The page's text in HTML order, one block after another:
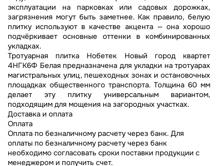
эксплуатации на парковках или садовых дорожках,
загрязнения могут быть заметнее. Как правило, белую
плитку используют в качестве акцента — она хорошо
подчёркивает основные оттенки в комбинированных
укладках.
Тротуарная плитка Нобетек Новый город квартет
4НГК6Ф Белая предназначена для укладки на тротуарах
магистральных улиц, пешеходных зонах и остановочных
площадках общественного транспорта. Толщина 60 мм
делает эту плитку универсальным вариантом,
подходящим для мощения на загородных участках.
Доставка и оплата
Оплата
Оплата по безналичному расчету через банк. Для
оплаты по безналичному расчету через банк
необходимо согласовать сроки поставки продукции с
менеджером и получить счет.